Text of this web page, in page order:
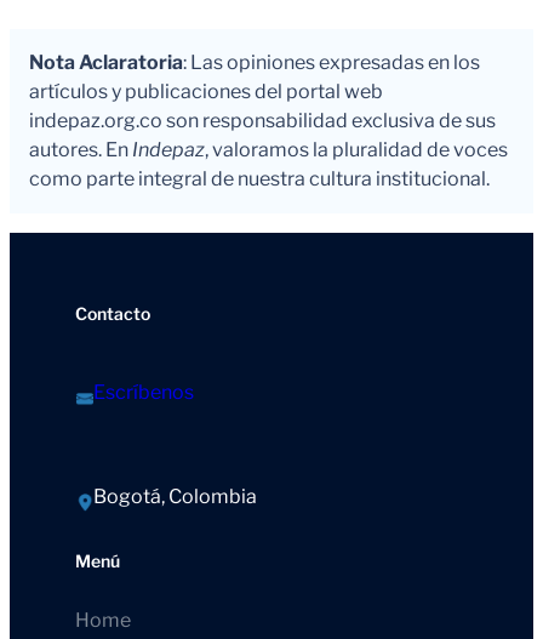
Nota Aclaratoria: Las opiniones expresadas en los
artículos y publicaciones del portal web
indepaz.org.co son responsabilidad exclusiva de sus
autores. En Indepaz, valoramos la pluralidad de voces
como parte integral de nuestra cultura institucional.
Contacto
Escríbenos
Bogotá, Colombia
Menú
Home